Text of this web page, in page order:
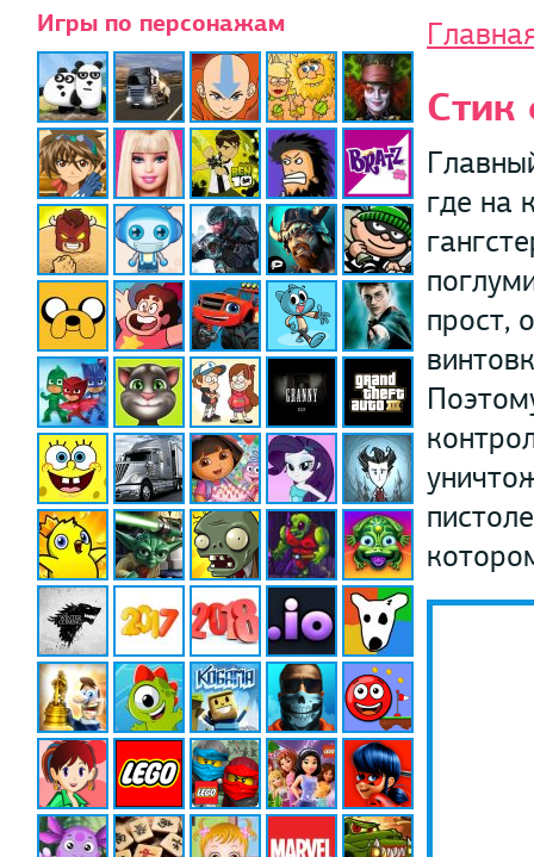
Игры по персонажам
Стик
где на
прост,